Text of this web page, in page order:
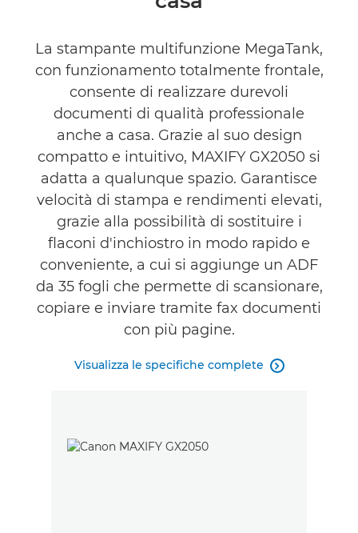
TROVA UN RIVENDITORE
La stampante multifunzione MegaTank,
con funzionamento totalmente frontale,
consente di realizzare durevoli
documenti di qualità professionale
anche a casa. Grazie al suo design
compatto e intuitivo, MAXIFY GX2050 si
adatta a qualunque spazio. Garantisce
velocità di stampa e rendimenti elevati,
grazie alla possibilità di sostituire i
flaconi d'inchiostro in modo rapido e
conveniente, a cui si aggiunge un ADF
da 35 fogli che permette di scansionare,
copiare e inviare tramite fax documenti
con più pagine.
Visualizza le specifiche complete 